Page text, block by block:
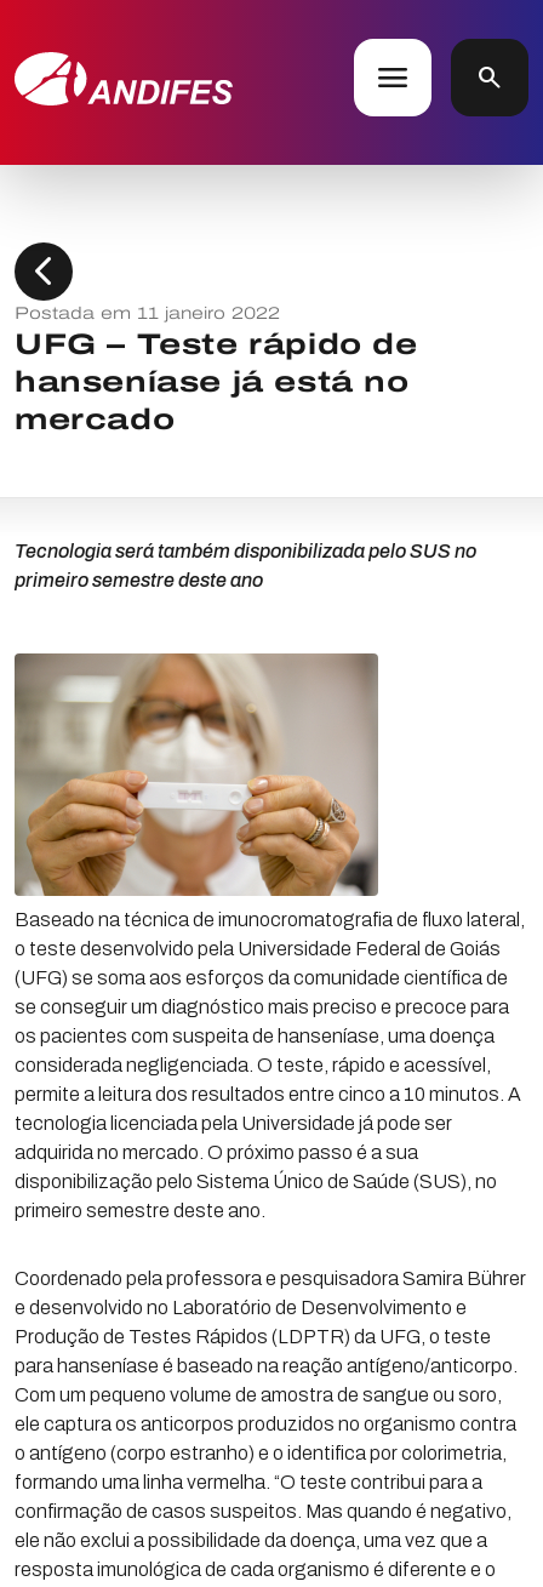
menu search
chevron_left
Postada em 11 janeiro 2022
UFG – Teste rápido de
hanseníase já está no
mercado
Tecnologia será também disponibilizada pelo SUS no
primeiro semestre deste ano
Baseado na técnica de imunocromatografia de fluxo lateral,
o teste desenvolvido pela Universidade Federal de Goiás
(UFG) se soma aos esforços da comunidade científica de
se conseguir um diagnóstico mais preciso e precoce para
os pacientes com suspeita de hanseníase, uma doença
considerada negligenciada. O teste, rápido e acessível,
permite a leitura dos resultados entre cinco a 10 minutos. A
tecnologia licenciada pela Universidade já pode ser
adquirida no mercado. O próximo passo é a sua
disponibilização pelo Sistema Único de Saúde (SUS), no
primeiro semestre deste ano.
Coordenado pela professora e pesquisadora Samira Bührer
e desenvolvido no Laboratório de Desenvolvimento e
Produção de Testes Rápidos (LDPTR) da UFG, o teste
para hanseníase é baseado na reação antígeno/anticorpo.
Com um pequeno volume de amostra de sangue ou soro,
ele captura os anticorpos produzidos no organismo contra
o antígeno (corpo estranho) e o identifica por colorimetria,
formando uma linha vermelha. “O teste contribui para a
confirmação de casos suspeitos. Mas quando é negativo,
ele não exclui a possibilidade da doença, uma vez que a
resposta imunológica de cada organismo é diferente e o